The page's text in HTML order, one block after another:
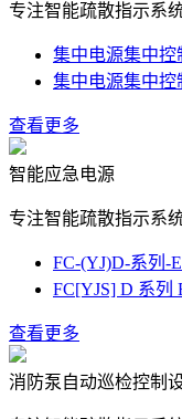
专注智能疏散指示系
集中电源集中
集中电源集中
查看更多
智能应急电源
专注智能疏散指示系
FC-(YJ)D-系列-
FC[YJS] D 系列
查看更多
消防泵自动巡检控制